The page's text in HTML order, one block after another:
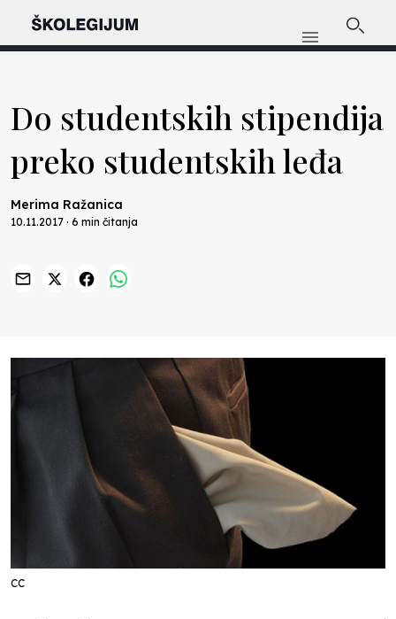
Do studentskih stipendija
preko studentskih leđa
Merima Ražanica
10.11.2017 · 6 min čitanja
CC